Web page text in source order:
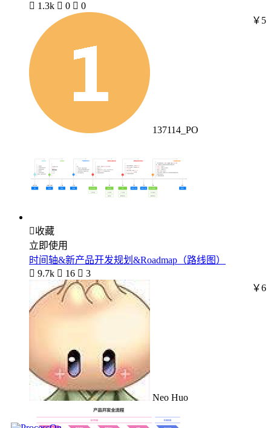
 1.3k  0  0
137114_PO
￥5
收藏
立即使用
时间轴&新产品开发规划&Roadmap（路线图）
 9.7k  16  3
Neo Huo
￥6